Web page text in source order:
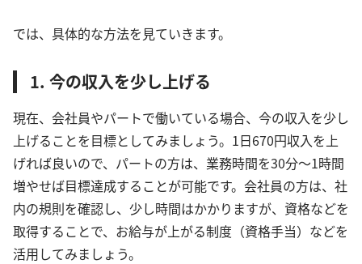
では、具体的な方法を見ていきます。
1. 今の収入を少し上げる
現在、会社員やパートで働いている場合、今の収入を少し
上げることを目標としてみましょう。1日670円収入を上
げれば良いので、パートの方は、業務時間を30分～1時間
増やせば目標達成することが可能です。会社員の方は、社
内の規則を確認し、少し時間はかかりますが、資格などを
取得することで、お給与が上がる制度（資格手当）などを
活用してみましょう。